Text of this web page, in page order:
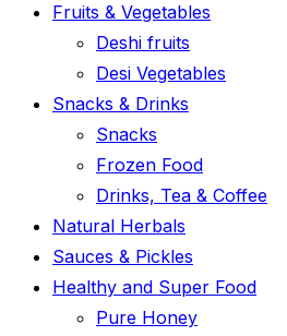
Fruits & Vegetables
Deshi fruits
Desi Vegetables
Snacks & Drinks
Snacks
Frozen Food
Drinks, Tea & Coffee
Natural Herbals
Sauces & Pickles
Healthy and Super Food
Pure Honey